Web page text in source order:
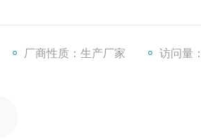
厂商性质：生产厂家 访问量